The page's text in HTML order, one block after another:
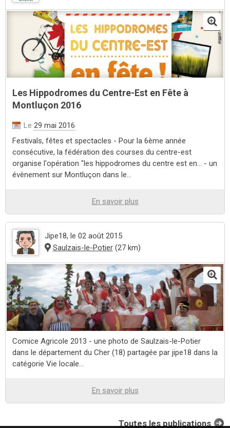
Les Hippodromes du Centre-Est en Fête à
Montluçon 2016
Le 29 mai 2016
Festivals, fêtes et spectacles - Pour la 6ème année
consécutive, la fédération des courses du centre-est
organise l'opération "les hippodromes du centre est en... - un
évènement sur Montluçon dans le...
En savoir plus
Jipe18, le 02 août 2015
Saulzais-le-Potier(27 km)
Comice Agricole 2013 - une photo de Saulzais-le-Potier
dans le département du Cher (18) partagée par jipe18 dans la
catégorie Vie locale...
En savoir plus
Toutes les publications